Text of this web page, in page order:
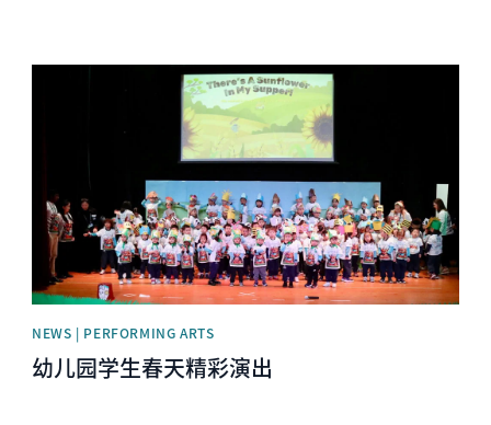
NEWS | PERFORMING ARTS
幼儿园学生春天精彩演出